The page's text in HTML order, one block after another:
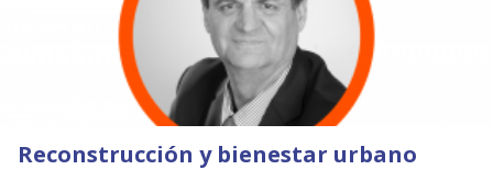
Reconstrucción y bienestar urbano